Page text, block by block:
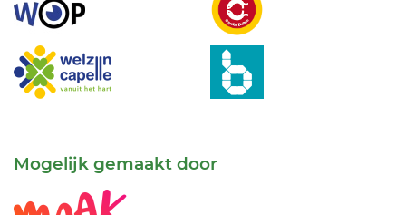
Mogelijk gemaakt door